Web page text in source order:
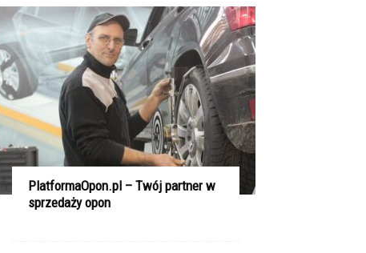
PlatformaOpon.pl – Twój partner w
sprzedaży opon